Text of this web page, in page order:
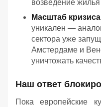
возведение жилья
Масштаб
уникален —
сектора уже
Амстердаме и
уничтожать
Наш ответ
Пока европейские